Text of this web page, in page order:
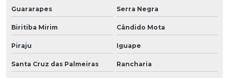
Guararapes Serra Negra
Biritiba Mirim Cândido Mota
Piraju Iguape
Santa Cruz das Palmeiras Rancharia